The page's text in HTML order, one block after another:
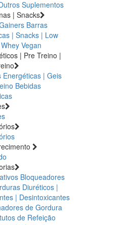
Suplementos
| Snacks
Barras
| Snacks | Low
Whey Vegan
| Pre Treino |
Energéticas | Geis
Bebidas
Bloqueadores
Diuréticos |
| Desintoxicantes
de Gordura
de Refeição